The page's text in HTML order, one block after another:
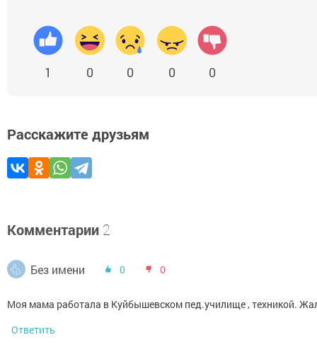
1 0 0 0 0
Расскажите друзьям
Комментарии 2
Без имени 0 0
Моя мама работала в Куйбышевском пед.училище , техникой.
Ответить